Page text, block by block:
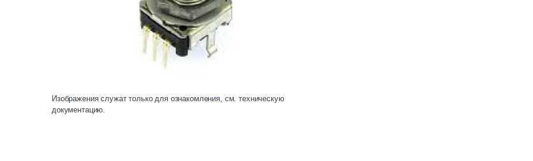
Изображения служат только для ознакомления, см. техническую
документацию.